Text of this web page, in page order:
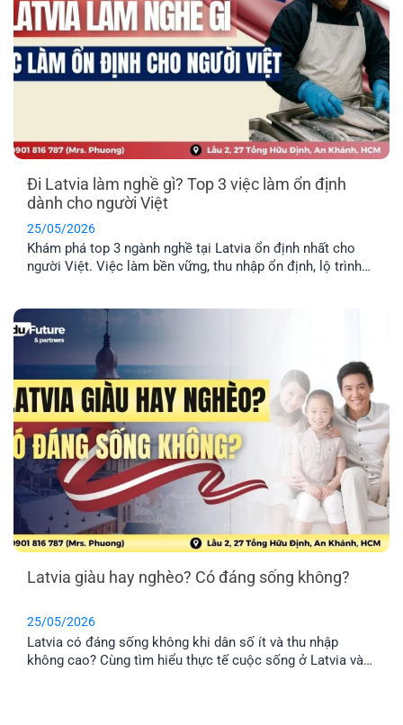
Đi Latvia làm nghề gì? Top 3 việc làm ổn định
dành cho người Việt
25/05/2026
Khám phá top 3 ngành nghề tại Latvia ổn định nhất cho
người Việt. Việc làm bền vững, thu nhập ổn định, lộ trình
Latvia giàu hay nghèo? Có đáng sống không?
25/05/2026
Latvia có đáng sống không khi dân số ít và thu nhập
không cao? Cùng tìm hiểu thực tế cuộc sống ở Latvia và